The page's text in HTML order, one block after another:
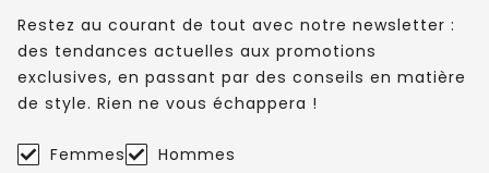
Restez au courant de tout avec notre newsletter :
des tendances actuelles aux promotions
exclusives, en passant par des conseils en matière
de style. Rien ne vous échappera !
Femmes Hommes